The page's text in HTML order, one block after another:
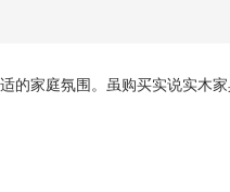
家庭氛围。虽购买实说实木